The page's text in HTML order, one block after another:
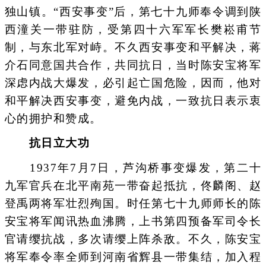
独山镇。“西安事变”后，第七十九师奉令调到陕
西潼关一带驻防，受第四十六军军长樊崧甫节
制，与东北军对峙。不久西安事变和平解决，蒋
介石同意国共合作，共同抗日，当时陈安宝将军
深虑内战大爆发，必引起亡国危险，因而，他对
和平解决西安事变，避免内战，一致抗日表示衷
心的拥护和赞成。
抗日立大功
1937年7月7日，芦沟桥事变爆发，第二十
九军官兵在北平南苑一带奋起抵抗，佟麟阁、赵
登禹两将军壮烈殉国。时任第七十九师师长的陈
安宝将军闻讯热血沸腾，上书第四预备军司令长
官请缨抗战，多次请缨上阵杀敌。不久，陈安宝
将军奉令率全师到河南省辉县一带集结，加入程